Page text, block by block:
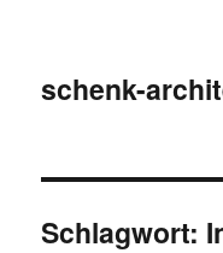
schenk-
Schlagwort: